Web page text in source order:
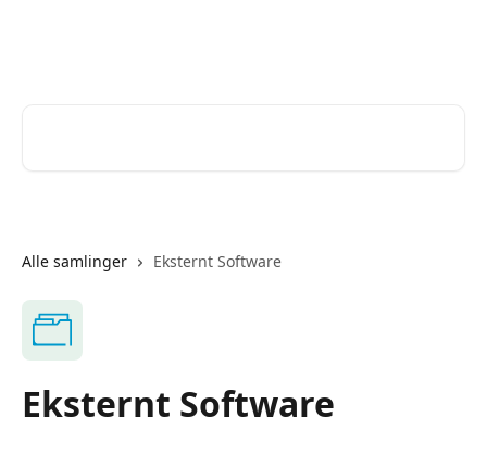
Alle samlinger Eksternt Software
Eksternt Software